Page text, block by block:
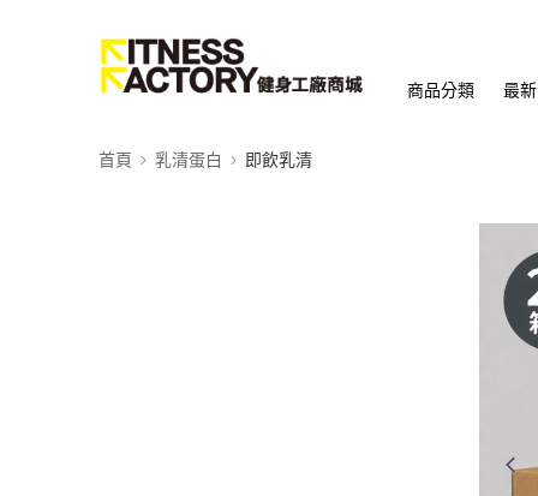
商品分類 最
首頁 乳清蛋白 即飲乳清